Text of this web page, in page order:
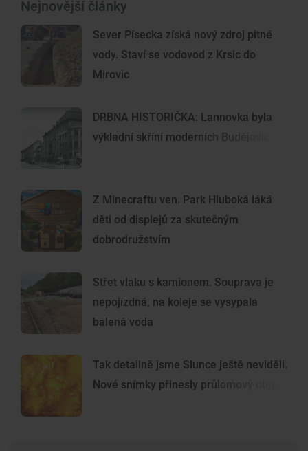
Nejnovější články
Sever Písecka získá nový zdroj pitné
vody. Staví se vodovod z Krsic do
Mirovic
DRBNA HISTORIČKA: Lannovka byla
výkladní skříní moderních Budějovic
Z Minecraftu ven. Park Hluboká láká
děti od displejů za skutečným
dobrodružstvím
Střet vlaku s kamionem. Souprava je
nepojízdná, na koleje se vysypala
balená voda
Tak detailně jsme Slunce ještě neviděli.
Nové snímky přinesly průlomový objev